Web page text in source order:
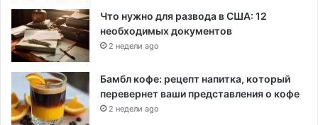
Что нужно для развода в США: 12
необходимых документов
2 недели ago
Бамбл кофе: рецепт напитка, который
перевернет ваши представления о кофе
2 недели ago